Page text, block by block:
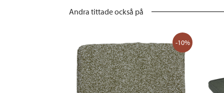
Andra tittade också på
-10%